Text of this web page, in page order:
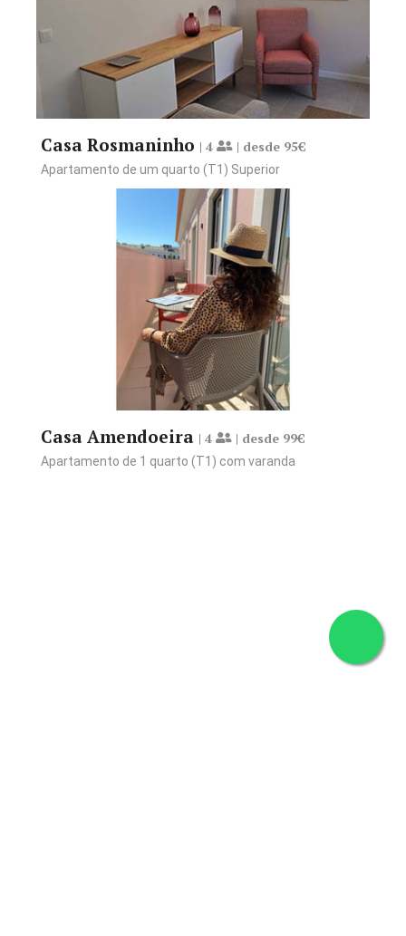
Casa Rosmaninho | 4 | desde 95€
Apartamento de um quarto (T1) Superior
Reservar desde 99€
Ver Comodidades
Casa Amendoeira | 4 | desde 99€
Apartamento de 1 quarto (T1) com varanda